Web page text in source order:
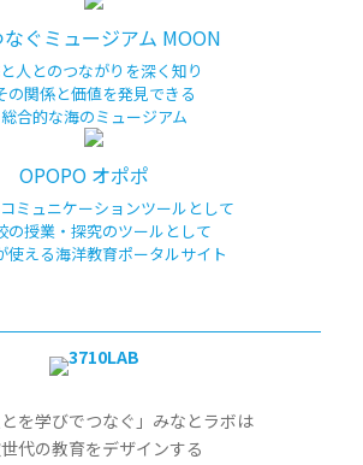
ぐミュージアム MOON
人とのつながりを深く知り
の関係と価値を発見できる
総合的な海のミュージアム
OPOPO オポポ
ミュニケーションツールとして
の授業・探究のツールとして
使える海洋教育ポータルサイト
とを学びでつなぐ」みなとラボは
代の教育をデザインする